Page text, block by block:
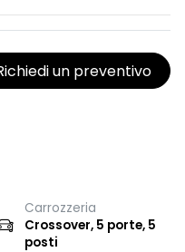
un preventivo
Carrozzeria
Crossover, 5 porte, 5
posti